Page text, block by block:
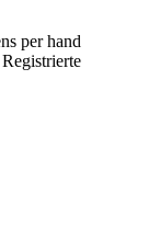
per hand